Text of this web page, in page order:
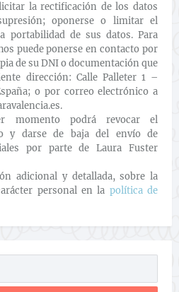
la rectificación de los datos
oponerse o limitar el
portabilidad de sus datos. Para
puede ponerse en contacto por
de su DNI o documentación que
dirección: Calle Palleter 1 –
o por correo electrónico a
momento podrá revocar el
y darse de baja del envío de
por parte de Laura Fuster
adicional y detallada, sobre la
personal en la política de